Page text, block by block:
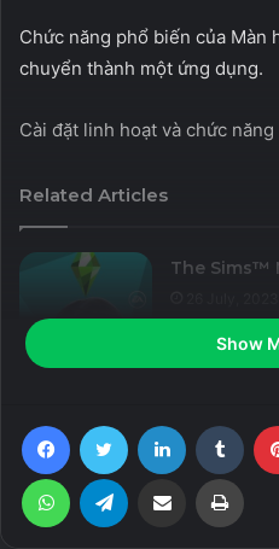
Chức năng phổ biến của Màn
chuyển thành một ứng dụng.
Cài đặt linh hoạt và chức năng
Related Articles
The Sims™
26 July, 2023
Land of
games
Show
FacebookTwitter LinkedIn
WhatsAppTelegram Share via Email Print